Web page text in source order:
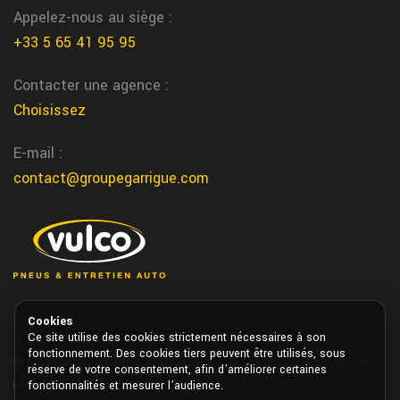
limiter les arrets
contrat pneu poids lourd flotte vers Lescar
Chez Garrigue Vulco Lescar nous proposons des contrats sur
mesure pour la gestion des pneus de vos camions ou utilitaires
intervention pneus camion sur depot
Plus simple, plus rapide, on change vos pneus directement dans
St jean de Vedas entretien voiture
Nous realisons l'entretien de votre voiture dans notre centre
auto a St jean de Vedas chez Garrigue Vulco
Saint Vite freinage voiture
Nous assurons l’entretien et la reparation du freinage voiture a
Saint Vite chez garrigue vulco
Appelez-nous au siège :
+33 5 65 41 95 95
Contacter une agence :
Choisissez
E-mail :
contact@groupegarrigue.com
© Copyright GROUPE GARRIGUE VULCO 2026. Tous droits
réservés.
Cookies
Ce site utilise des cookies strictement nécessaires à son
fonctionnement. Des cookies tiers peuvent être utilisés, sous
réserve de votre consentement, afin d’améliorer certaines
fonctionnalités et mesurer l’audience.